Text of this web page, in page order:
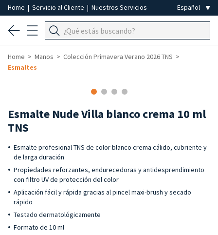
Home | Servicio al Cliente | Nuestros Servicios
Home Manos
Colección Primavera Verano 2026 TNS
Esmaltes
Esmalte Nude Villa blanco crema 10 ml
TNS
Esmalte profesional TNS de color blanco crema cálido, cubriente y
de larga duración
Propiedades reforzantes, endurecedoras y antidesprendimiento
con filtro UV de protección del color
Aplicación fácil y rápida gracias al pincel maxi-brush y secado
rápido
Testado dermatológicamente
Formato de 10 ml